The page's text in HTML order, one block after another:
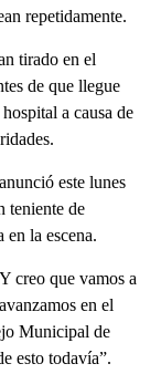
repetidamente.
tirado en el
de que llegue
a causa de
este lunes
teniente de
en la escena.
creo que vamos a
en el
Municipal de
esto todavía”.